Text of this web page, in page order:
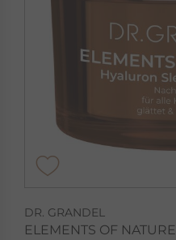
DR. GRANDEL
ELEMENTS OF NATURE